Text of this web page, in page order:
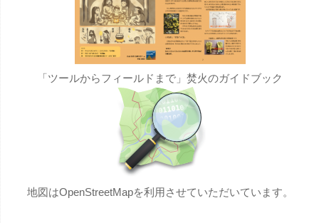
「ツールからフィールドまで」焚火のガイドブック
地図はOpenStreetMapを利用させていただいています。